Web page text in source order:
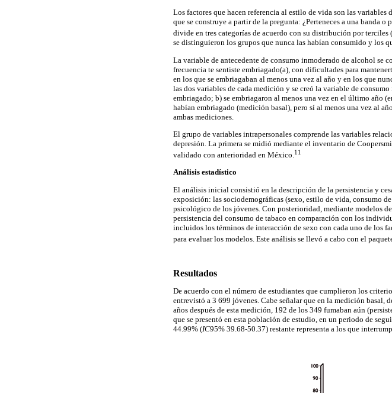
Los factores que hacen referencia al estilo de vida son las variables
que se construye a partir de la pregunta: ¿Perteneces a una banda
divide en tres categorías de acuerdo con su distribución por terciles
se distinguieron los grupos que nunca las habían consumido y los
La variable de antecedente de consumo inmoderado de alcohol se
frecuencia te sentiste embriagado(a), con dificultades para
en los que se embriagaban al menos una vez al año y en los que
las dos variables de cada medición y se creó la variable de
embriagado; b) se embriagaron al menos una vez en el último año
habían embriagado (medición basal), pero sí al menos una vez al
ambas mediciones.
El grupo de variables intrapersonales comprende las variables
depresión. La primera se midió mediante el inventario de
validado con anterioridad en México.11
Análisis estadístico
El análisis inicial consistió en la descripción de la persistencia y
exposición: las sociodemográficas (sexo, estilo de vida, consumo
psicológico de los jóvenes. Con posterioridad, mediante modelos
persistencia del consumo de tabaco en comparación con los
incluidos los términos de interacción de sexo con cada uno de los
para evaluar los modelos. Este análisis se llevó a cabo con el
Resultados
De acuerdo con el número de estudiantes que cumplieron los
entrevistó a 3 699 jóvenes. Cabe señalar que en la medición
años después de esta medición, 192 de los 349 fumaban aún
que se presentó en esta población de estudio, en un periodo de
44.99% (IC95% 39.68-50.37) restante representa a los que